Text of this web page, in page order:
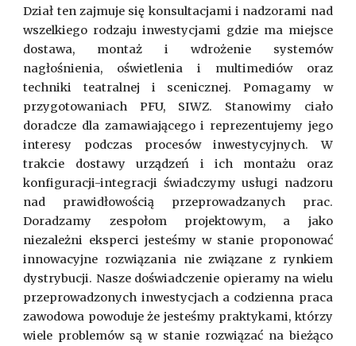
Dział ten zajmuje się konsultacjami i nadzorami nad
wszelkiego rodzaju inwestycjami gdzie ma miejsce
dostawa, montaż i wdrożenie systemów
nagłośnienia, oświetlenia i multimediów oraz
techniki teatralnej i scenicznej. Pomagamy w
przygotowaniach PFU, SIWZ. Stanowimy ciało
doradcze dla zamawiającego i reprezentujemy jego
interesy podczas procesów inwestycyjnych. W
trakcie dostawy urządzeń i ich montażu oraz
konfiguracji-integracji świadczymy usługi nadzoru
nad prawidłowością przeprowadzanych prac.
Doradzamy zespołom projektowym, a jako
niezależni eksperci jesteśmy w stanie proponować
innowacyjne rozwiązania nie związane z rynkiem
dystrybucji. Nasze doświadczenie opieramy na wielu
przeprowadzonych inwestycjach a codzienna praca
zawodowa powoduje że jesteśmy praktykami, którzy
wiele problemów są w stanie rozwiązać na bieżąco